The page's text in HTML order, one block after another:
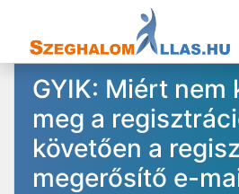
GYIK: Miért nem
meg a
követően a
megerősítő e-